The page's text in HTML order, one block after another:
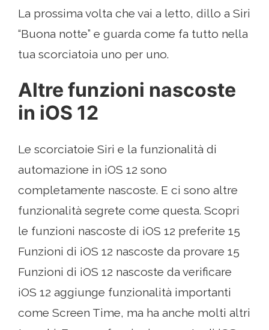
La prossima volta che vai a letto, dillo a Siri
“Buona notte” e guarda come fa tutto nella
tua scorciatoia uno per uno.
Altre funzioni nascoste
in iOS 12
Le scorciatoie Siri e la funzionalità di
automazione in iOS 12 sono
completamente nascoste. E ci sono altre
funzionalità segrete come questa. Scopri
le funzioni nascoste di iOS 12 preferite 15
Funzioni di iOS 12 nascoste da provare 15
Funzioni di iOS 12 nascoste da verificare
iOS 12 aggiunge funzionalità importanti
come Screen Time, ma ha anche molti altri